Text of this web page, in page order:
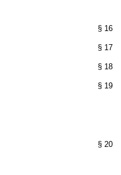
§ 16
§ 17
§ 18
§ 19
§ 20